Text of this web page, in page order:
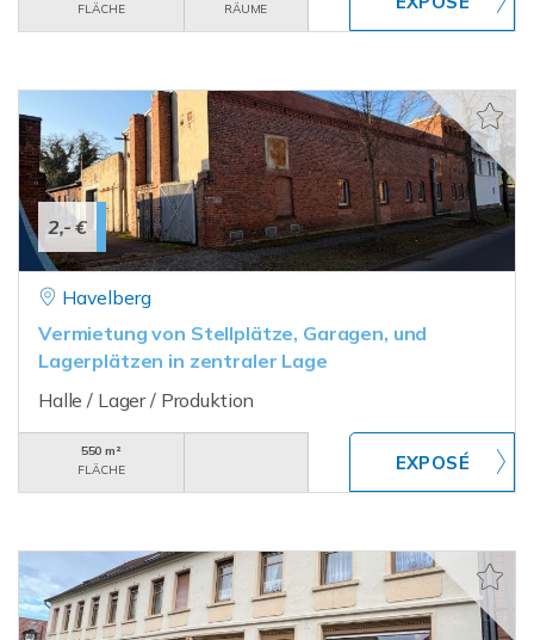
FLÄCHE
RÄUME
2,- €
Havelberg
Vermietung von Stellplätze, Garagen, und
Lagerplätzen in zentraler Lage
Halle / Lager / Produktion
550 m²
FLÄCHE